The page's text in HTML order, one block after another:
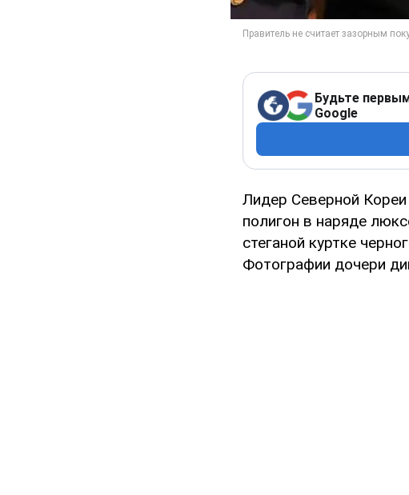
Будьте
Google
Лидер Северной Кореи
полигон в наряде
стеганой куртке
Фотографии дочери